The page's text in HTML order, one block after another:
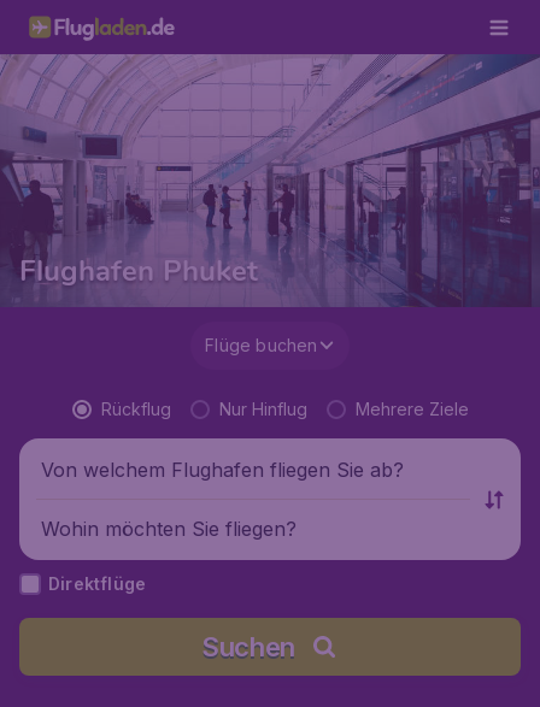
Flughafen Phuket
Flüge buchen
Rückflug Nur Hinflug Mehrere Ziele
Von welchem Flughafen fliegen Sie ab?
Wohin möchten Sie fliegen?
Direktflüge
Suchen